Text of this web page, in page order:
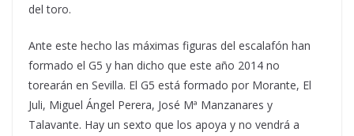
del toro.
Ante este hecho las máximas figuras del escalafón han
formado el G5 y han dicho que este año 2014 no
torearán en Sevilla. El G5 está formado por Morante, El
Juli, Miguel Ángel Perera, José Mª Manzanares y
Talavante. Hay un sexto que los apoya y no vendrá a